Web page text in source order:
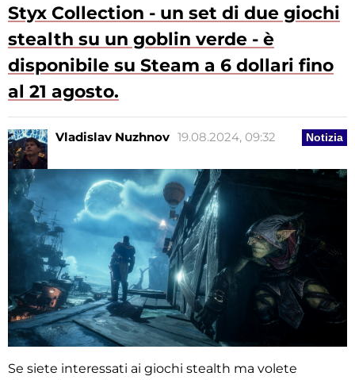
Styx Collection - un set di due giochi
stealth su un goblin verde - è
disponibile su Steam a 6 dollari fino
al 21 agosto.
Notizia
Vladislav Nuzhnov 19.08.2024, 09:32
Se siete interessati ai giochi stealth ma volete